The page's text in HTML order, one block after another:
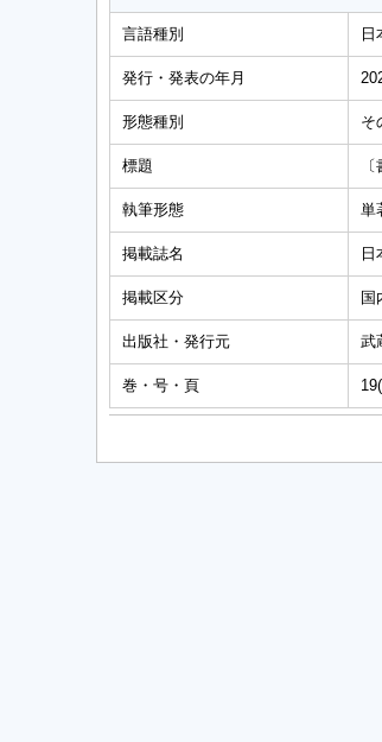
言語種別 日
発行・発表の年月
形態種別 そ
標題
執筆形態 単
掲載誌名 日
掲載区分 国
出版社・発行元 武
巻・号・頁